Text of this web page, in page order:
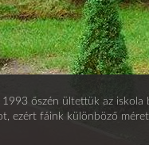
őszén ültettük az iskola
ezért fáink különböző